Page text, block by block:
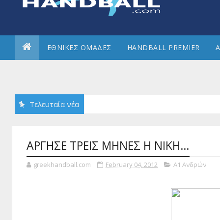
ΕΘΝΙΚΕΣ ΟΜΑΔΕΣ HANDBALL PREMIER
Τελευταία νέα
ΑΡΓΗΣΕ ΤΡΕΙΣ ΜΗΝΕΣ Η ΝΙΚΗ…
greekhandball.com February 04, 2012 Α1 Ανδρών